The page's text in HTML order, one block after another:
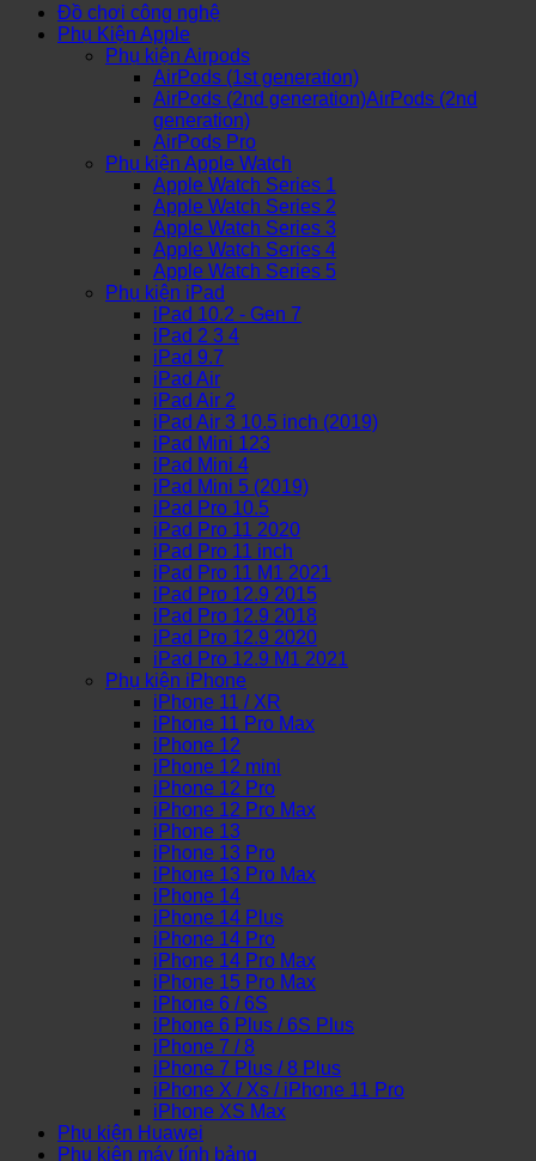
Đồ chơi công nghệ
Phụ Kiện Apple
Phụ kiện Airpods
AirPods (1st generation)
AirPods (2nd generation)AirPods (2nd
generation)
AirPods Pro
Phụ kiện Apple Watch
Apple Watch Series 1
Apple Watch Series 2
Apple Watch Series 3
Apple Watch Series 4
Apple Watch Series 5
Phụ kiện iPad
iPad 10.2 - Gen 7
iPad 2 3 4
iPad 9.7
iPad Air
iPad Air 2
iPad Air 3 10.5 inch (2019)
iPad Mini 123
iPad Mini 4
iPad Mini 5 (2019)
iPad Pro 10.5
iPad Pro 11 2020
iPad Pro 11 inch
iPad Pro 11 M1 2021
iPad Pro 12.9 2015
iPad Pro 12.9 2018
iPad Pro 12.9 2020
iPad Pro 12.9 M1 2021
Phụ kiện iPhone
iPhone 11 / XR
iPhone 11 Pro Max
iPhone 12
iPhone 12 mini
iPhone 12 Pro
iPhone 12 Pro Max
iPhone 13
iPhone 13 Pro
iPhone 13 Pro Max
iPhone 14
iPhone 14 Plus
iPhone 14 Pro
iPhone 14 Pro Max
iPhone 15 Pro Max
iPhone 6 / 6S
iPhone 6 Plus / 6S Plus
iPhone 7 / 8
iPhone 7 Plus / 8 Plus
iPhone X / Xs / iPhone 11 Pro
iPhone XS Max
Phụ kiện Huawei
Phụ kiện máy tính bảng